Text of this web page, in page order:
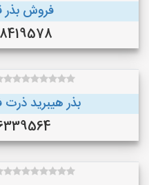
فروش بذر
بذر هیبرید